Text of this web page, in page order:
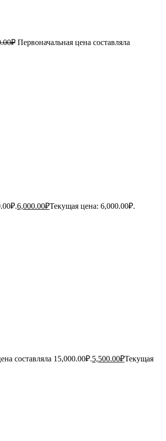
₽ Первоначальная цена составляла
6,000.00₽Текущая цена: 6,000.00₽.
составляла 15,000.00₽.5,500.00₽Текущая